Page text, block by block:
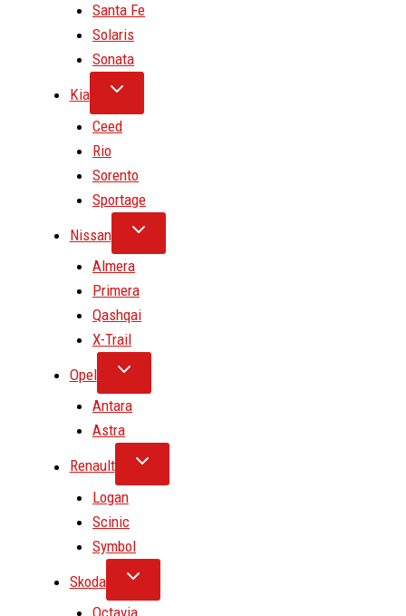
Santa Fe
Solaris
Sonata
Kia
Ceed
Rio
Sorento
Sportage
Nissan
Almera
Primera
Qashqai
X-Trail
Opel
Antara
Astra
Renault
Logan
Scinic
Symbol
Skoda